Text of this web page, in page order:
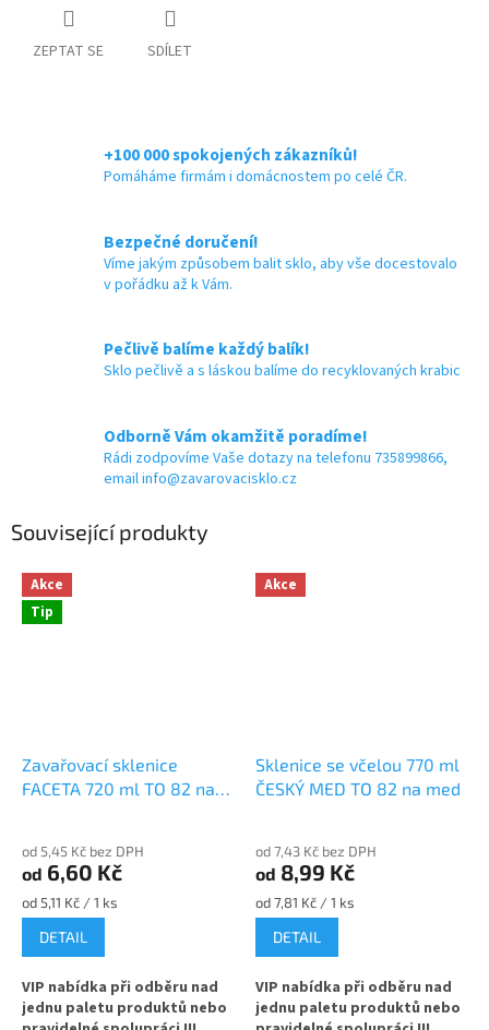
ZEPTAT SE SDÍLET
+100 000 spokojených zákazníků!
Pomáháme firmám i domácnostem po celé ČR.
Bezpečné doručení!
Víme jakým způsobem balit sklo, aby vše docestovalo
v pořádku až k Vám.
Pečlivě balíme každý balík!
Sklo pečlivě a s láskou balíme do recyklovaných krabic
Odborně Vám okamžitě poradíme!
Rádi zodpovíme Vaše dotazy na telefonu 735899866,
email info@zavarovacisklo.cz
Související produkty
Akce
Tip
Zavařovací sklenice
FACETA 720 ml TO 82 na
od 5,45 Kč bez DPH
od 6,60 Kč
Měrná
cena:
od 5,11 Kč / 1 ks
DETAIL
VIP nabídka při odběru nad
jednu paletu produktů nebo
Akce
Sklenice se včelou 770 ml
ČESKÝ MED TO 82 na med
od 7,43 Kč bez DPH
od 8,99 Kč
Měrná
cena:
od 7,81 Kč / 1 ks
DETAIL
VIP nabídka při odběru nad
jednu paletu produktů nebo